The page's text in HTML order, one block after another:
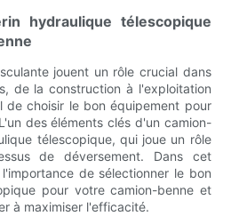
hydraulique télescopique
jouent un rôle crucial dans
de la construction à l'exploitation
de choisir le bon équipement pour
des éléments clés d'un camion-
télescopique, qui joue un rôle
de déversement. Dans cet
de sélectionner le bon
pour votre camion-benne et
à maximiser l'efficacité.